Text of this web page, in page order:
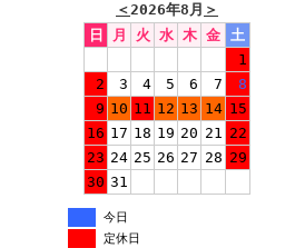
＜2026年8月 ＞
日
月 火 水 木 金 土
1
2
3 4 5 6 7
8
9 10 11 12 13 14 15
16 17 18 19 20 21 22
23 24 25 26 27 28 29
30 31
今日
定休日